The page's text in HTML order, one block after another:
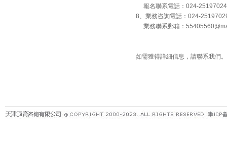
報名聯系電話：024-25197024
8、業務咨詢電話：024-
業務聯系郵箱：
如需獲得詳細信息，請聯系我們。